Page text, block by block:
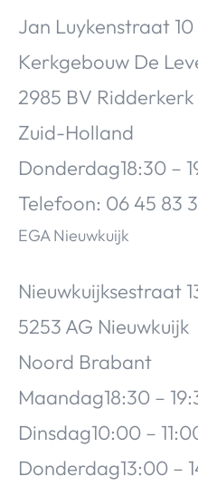
Jan Luykenstraat 10
Kerkgebouw De
2985 BV Ridderkerk
Zuid-Holland
Donderdag18:30 –
Telefoon: 06 45 83
EGANieuwkuijk
Nieuwkuijksestraat
5253 AG Nieuwkuijk
Noord Brabant
Maandag18:30 –
Dinsdag10:00 –
Donderdag13:00 –